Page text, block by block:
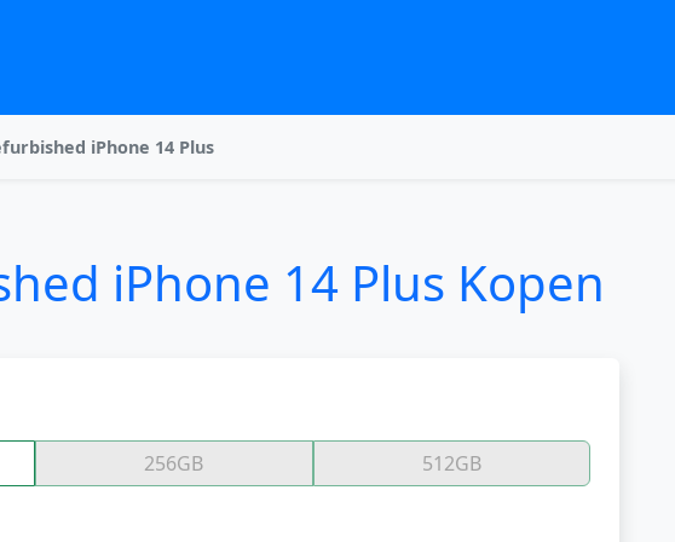
iPhone 14 Plus
iPhone 14 Plus Kopen
256GB 512GB